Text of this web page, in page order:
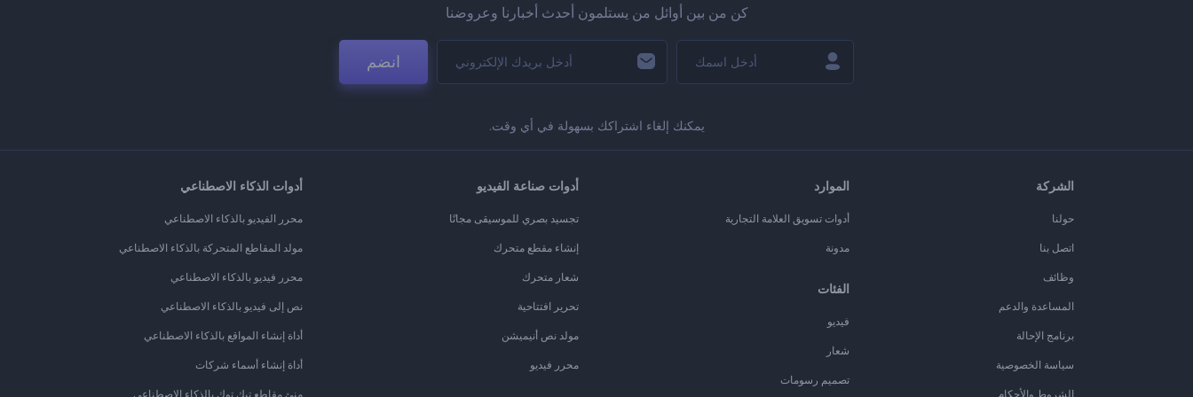
كن من بين أوائل من يستلمون أحدث أخبارنا وعروضنا
انضم
يمكنك إلغاء اشتراكك بسهولة في أي وقت.
الشركة
حولنا
اتصل بنا
وظائف
المساعدة والدعم
برنامج الإحالة
سياسة الخصوصية
الشروط والأحكام
الموارد
أدوات تسويق العلامة التجارية
مدونة
الفئات
فيديو
شعار
تصميم رسومات
أدوات صناعة الفيديو
تجسيد بصري للموسيقى مجانًا
إنشاء مقطع متحرك
شعار متحرك
تحرير افتتاحية
مولد نص أنيميشن
محرر فيديو
أدوات الذكاء الاصطناعي
محرر الفيديو بالذكاء الاصطناعي
مولد المقاطع المتحركة بالذكاء الاصطناعي
محرر فيديو بالذكاء الاصطناعي
نص إلى فيديو بالذكاء الاصطناعي
أداة إنشاء المواقع بالذكاء الاصطناعي
أداة إنشاء أسماء شركات
منئ مقاطع تيك توك بالذكاء الاصطناعي